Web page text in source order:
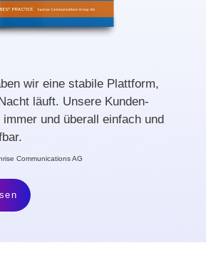
wir eine stabile Plattform,
läuft. Unsere Kunden-
immer und überall einfach und
Communications AG